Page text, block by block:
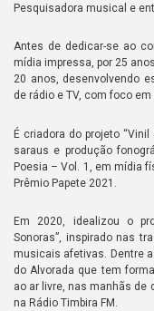
Pesquisadora musical e
Antes de dedicar-se ao
mídia impressa, por 25
20 anos, desenvolvendo
de rádio e TV, com foco
É criadora do projeto
saraus e produção
Poesia – Vol. 1, em mídia
Prêmio Papete 2021.
Em 2020, idealizou o
Sonoras”, inspirado nas
musicais afetivas. Dentre
do Alvorada que tem
ao ar livre, nas manhãs
na Rádio Timbira FM.